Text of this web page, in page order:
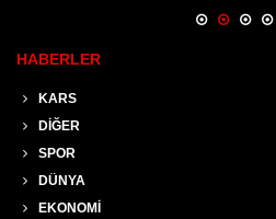
HABERLER
KARS
DİĞER
SPOR
DÜNYA
EKONOMİ